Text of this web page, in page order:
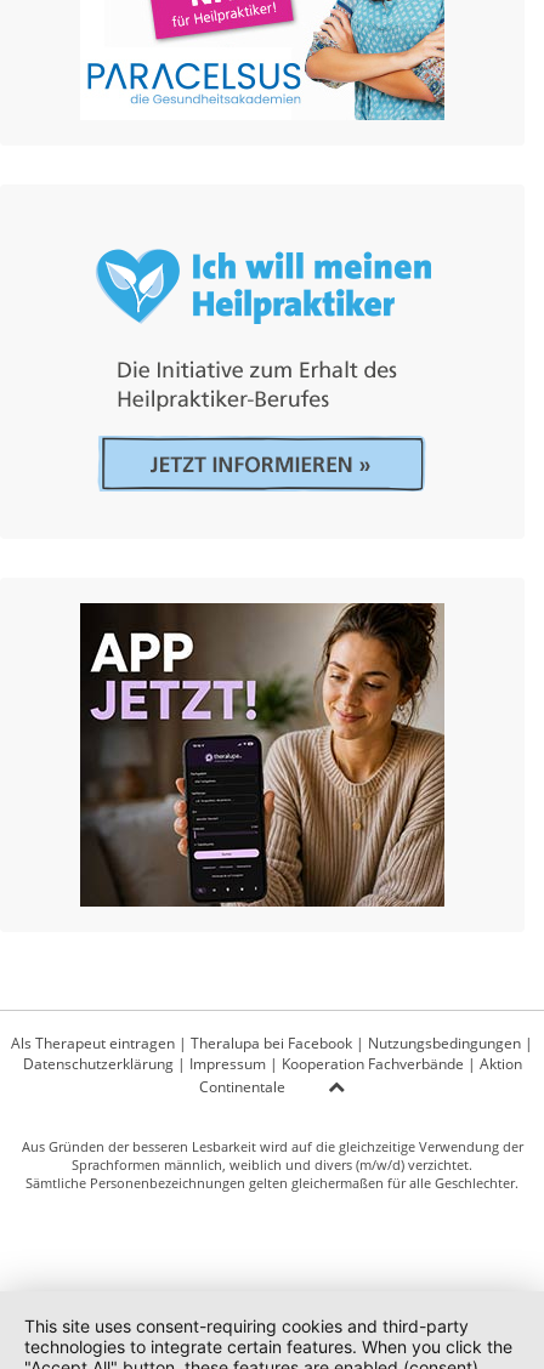
Als Therapeut eintragen | Theralupa bei Facebook | Nutzungsbedingungen |
Datenschutzerklärung| Impressum| Kooperation Fachverbände | Aktion
Continentale
Aus Gründen der besseren Lesbarkeit wird auf die gleichzeitige Verwendung der
Sprachformen männlich, weiblich und divers (m/w/d) verzichtet.
Sämtliche Personenbezeichnungen gelten gleichermaßen für alle Geschlechter.
This site uses consent-requiring cookies and third-party
technologies to integrate certain features. When you click the